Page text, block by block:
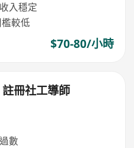
入穩定
較低
$70-80/小時
冊社工導師
數